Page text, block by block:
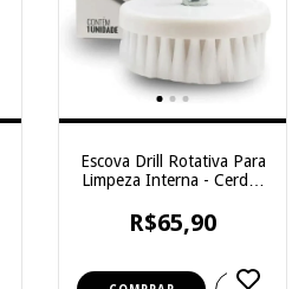
Escova Drill Rotativa Para
Limpeza Interna - Cerdas
R$65,90